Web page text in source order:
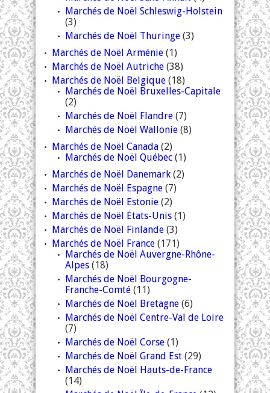
Marchés de Noël Schleswig-Holstein
(3)
Marchés de Noël Thuringe (3)
Marchés de Noël Arménie (1)
Marchés de Noël Autriche (38)
Marchés de Noël Belgique (18)
Marchés de Noël Bruxelles-Capitale
(2)
Marchés de Noël Flandre (7)
Marchés de Noël Wallonie (8)
Marchés de Noël Canada (2)
Marchés de Noël Québec (1)
Marchés de Noël Danemark (2)
Marchés de Noël Espagne (7)
Marchés de Noël Estonie (2)
Marchés de Noël États-Unis (1)
Marchés de Noël Finlande (3)
Marchés de Noël France (171)
Marchés de Noël Auvergne-Rhône-
Alpes (18)
Marchés de Noël Bourgogne-
Franche-Comté (11)
Marchés de Noël Bretagne (6)
Marchés de Noël Centre-Val de Loire
(7)
Marchés de Noël Corse (1)
Marchés de Noël Grand Est (29)
Marchés de Noël Hauts-de-France
(14)